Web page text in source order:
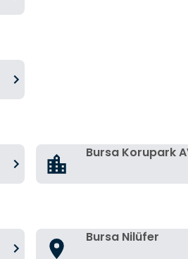
Bursa Korupark
Bursa Nilüfer